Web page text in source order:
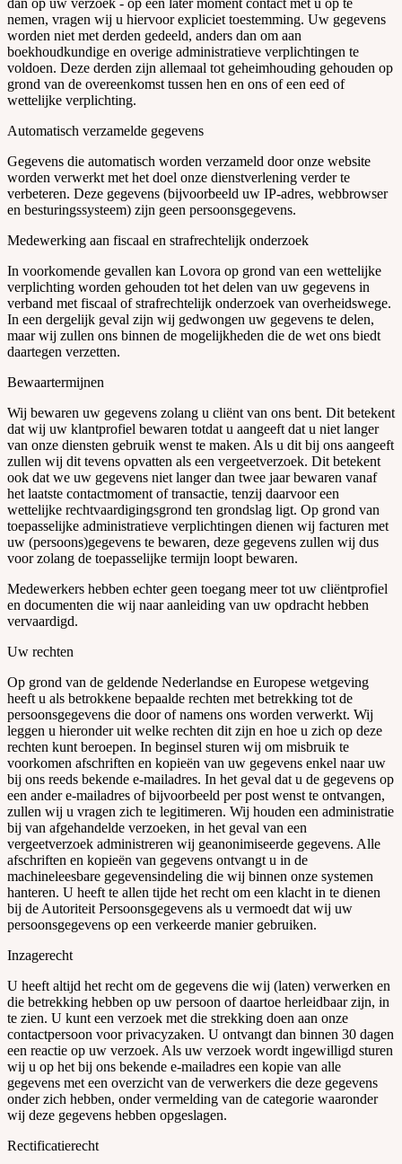
nemen, vragen wij u hiervoor expliciet toestemming. Uw gegevens
worden niet met derden gedeeld, anders dan om aan
boekhoudkundige en overige administratieve verplichtingen te
voldoen. Deze derden zijn allemaal tot geheimhouding gehouden op
grond van de overeenkomst tussen hen en ons of een eed of
wettelijke verplichting.
Automatisch verzamelde gegevens
Gegevens die automatisch worden verzameld door onze website
worden verwerkt met het doel onze dienstverlening verder te
verbeteren. Deze gegevens (bijvoorbeeld uw IP-adres, webbrowser
en besturingssysteem) zijn geen persoonsgegevens.
Medewerking aan fiscaal en strafrechtelijk onderzoek
In voorkomende gevallen kan Lovora op grond van een wettelijke
verplichting worden gehouden tot het delen van uw gegevens in
verband met fiscaal of strafrechtelijk onderzoek van overheidswege.
In een dergelijk geval zijn wij gedwongen uw gegevens te delen,
maar wij zullen ons binnen de mogelijkheden die de wet ons biedt
daartegen verzetten.
Bewaartermijnen
Wij bewaren uw gegevens zolang u cliënt van ons bent. Dit betekent
dat wij uw klantprofiel bewaren totdat u aangeeft dat u niet langer
van onze diensten gebruik wenst te maken. Als u dit bij ons aangeeft
zullen wij dit tevens opvatten als een vergeetverzoek. Dit betekent
ook dat we uw gegevens niet langer dan twee jaar bewaren vanaf
het laatste contactmoment of transactie, tenzij daarvoor een
wettelijke rechtvaardigingsgrond ten grondslag ligt. Op grond van
toepasselijke administratieve verplichtingen dienen wij facturen met
uw (persoons)gegevens te bewaren, deze gegevens zullen wij dus
voor zolang de toepasselijke termijn loopt bewaren.
Medewerkers hebben echter geen toegang meer tot uw cliëntprofiel
en documenten die wij naar aanleiding van uw opdracht hebben
vervaardigd.
Uw rechten
Op grond van de geldende Nederlandse en Europese wetgeving
heeft u als betrokkene bepaalde rechten met betrekking tot de
persoonsgegevens die door of namens ons worden verwerkt. Wij
leggen u hieronder uit welke rechten dit zijn en hoe u zich op deze
rechten kunt beroepen. In beginsel sturen wij om misbruik te
voorkomen afschriften en kopieën van uw gegevens enkel naar uw
bij ons reeds bekende e-mailadres. In het geval dat u de gegevens op
een ander e-mailadres of bijvoorbeeld per post wenst te ontvangen,
zullen wij u vragen zich te legitimeren. Wij houden een administratie
bij van afgehandelde verzoeken, in het geval van een
vergeetverzoek administreren wij geanonimiseerde gegevens. Alle
afschriften en kopieën van gegevens ontvangt u in de
machineleesbare gegevensindeling die wij binnen onze systemen
hanteren. U heeft te allen tijde het recht om een klacht in te dienen
bij de Autoriteit Persoonsgegevens als u vermoedt dat wij uw
persoonsgegevens op een verkeerde manier gebruiken.
Inzagerecht
U heeft altijd het recht om de gegevens die wij (laten) verwerken en
die betrekking hebben op uw persoon of daartoe herleidbaar zijn, in
te zien. U kunt een verzoek met die strekking doen aan onze
contactpersoon voor privacyzaken. U ontvangt dan binnen 30 dagen
een reactie op uw verzoek. Als uw verzoek wordt ingewilligd sturen
wij u op het bij ons bekende e-mailadres een kopie van alle
gegevens met een overzicht van de verwerkers die deze gegevens
onder zich hebben, onder vermelding van de categorie waaronder
wij deze gegevens hebben opgeslagen.
Rectificatierecht